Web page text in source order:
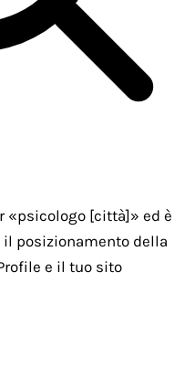
«psicologo [città]» ed è
posizionamento della
e il tuo sito